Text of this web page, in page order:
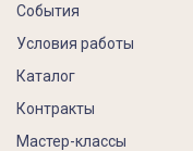
События
Условия работы
Каталог
Контракты
Мастер-классы